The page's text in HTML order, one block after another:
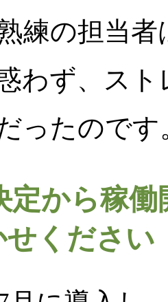
練の担当
わず、ス
ったのです
から稼働
ください